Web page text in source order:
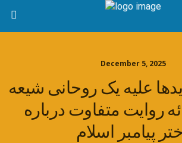
December 5, 2025
علیه یک روحانی شیعه
روایت متفاوت درباره
پیامبر اسلام